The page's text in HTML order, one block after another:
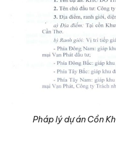
Pháp lý dự án Cồn